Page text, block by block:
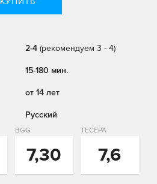
2-4 (рекомендуем 3 - 4)
15-180 мин.
от 14 лет
Русский
BGG
7,30
ТЕСЕРА
7,6